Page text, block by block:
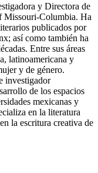
y Directora de
Missouri-Columbia. Ha
publicados por
así como también ha
Entre sus áreas
latinoamericana y
y de género.
investigador
de los espacios
mexicanas y
en la literatura
la escritura creativa de